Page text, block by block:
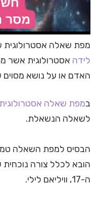
מפת שאלה אסטרולוגית
לידה אסטרולוגית אשר
האדם או על נושא
במפת שאלה אסטרולוגית
לשאלה הנשאלת.
הבסיס למפת השאלה
הובא לכלל צורה
ה-17, וויליאם לילי.